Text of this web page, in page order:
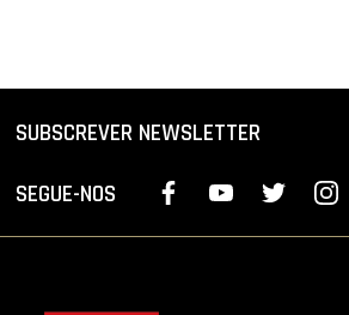
SUBSCREVER NEWSLETTER
SEGUE-NOS